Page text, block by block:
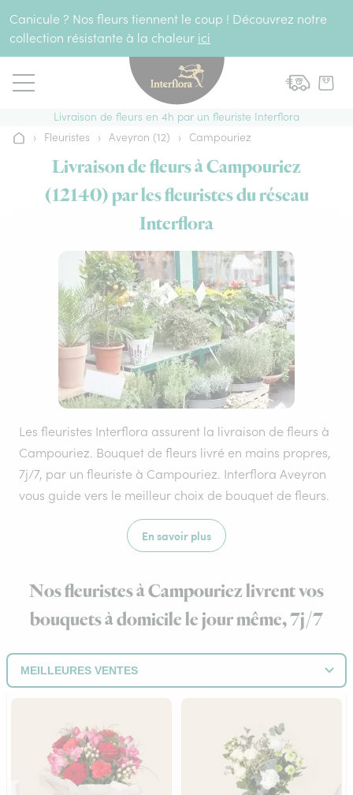
Canicule ? Nos fleurs tiennent le coup ! Découvrez notre
collection résistante à la chaleur ici
Livraison de fleurs en 4h par un fleuriste Interflora
Accueil
› Fleuristes › Aveyron (12) › Campouriez
Livraison de fleurs à Campouriez
(12140) par les fleuristes du réseau
Interflora
Les fleuristes Interflora assurent la livraison de fleurs à
Campouriez. Bouquet de fleurs livré en mains propres,
7j/7, par un fleuriste à Campouriez. Interflora Aveyron
vous guide vers le meilleur choix de bouquet de fleurs.
En savoir plus
Nos fleuristes à Campouriez livrent vos
bouquets à domicile le jour même, 7j/7